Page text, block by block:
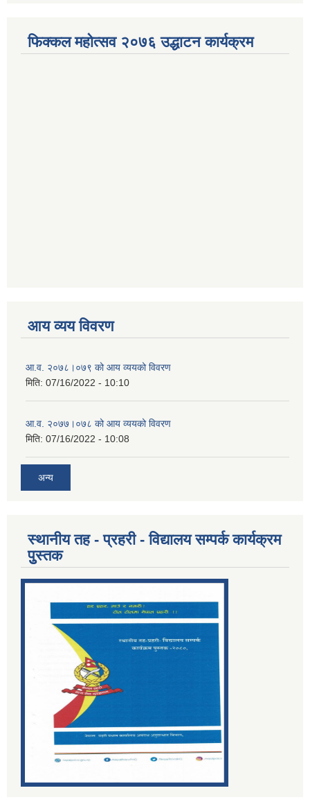
फिक्कल महोत्सव २०७६ उद्धाटन कार्यक्रम
आय व्यय विवरण
आ.व. २०७८।०७९ को आय व्ययको विवरण
मिति: 07/16/2022 - 10:10
आ.व. २०७७।०७८ को आय व्ययको विवरण
मिति: 07/16/2022 - 10:08
अन्य
स्थानीय तह - प्रहरी - विद्यालय सम्पर्क कार्यक्रम
पुुस्तक